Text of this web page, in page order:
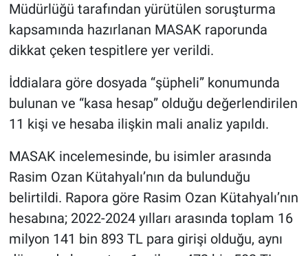
Müdürlüğü tarafından yürütülen soruşturma
kapsamında hazırlanan MASAK raporunda
dikkat çeken tespitlere yer verildi.
İddialara göre dosyada “şüpheli” konumunda
bulunan ve “kasa hesap” olduğu değerlendirilen
11 kişi ve hesaba ilişkin mali analiz yapıldı.
MASAK incelemesinde, bu isimler arasında
Rasim Ozan Kütahyalı’nın da bulunduğu
belirtildi. Rapora göre Rasim Ozan Kütahyalı’nın
hesabına; 2022-2024 yılları arasında toplam 16
milyon 141 bin 893 TL para girişi olduğu, aynı